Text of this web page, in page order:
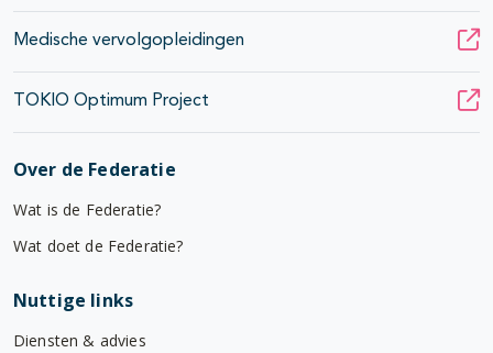
Medische vervolgopleidingen
TOKIO Optimum Project
Over de Federatie
Wat is de Federatie?
Wat doet de Federatie?
Nuttige links
Diensten & advies